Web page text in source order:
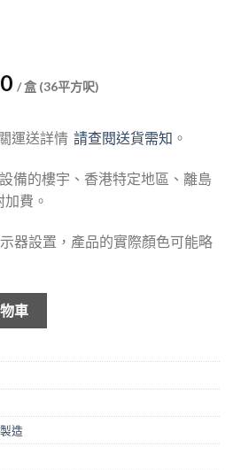
Current
is:
$512.00.
/ 盒 (36平方呎)
運送詳情 請查閱送貨需知 。
備的樓宇、香港特定地區、離島
費。
器設置，產品的實際顏色可能略
膠地板 - 8002 數量
車
造